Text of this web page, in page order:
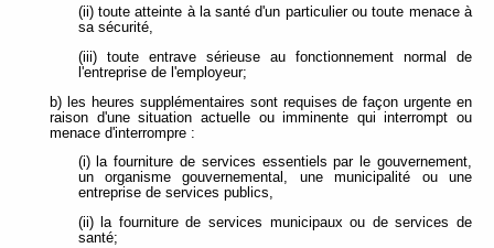
(ii) toute atteinte à la santé d'un particulier ou toute menace à
sa sécurité,
(iii) toute entrave sérieuse au fonctionnement normal de
l'entreprise de l'employeur;
b) les heures supplémentaires sont requises de façon urgente en
raison d'une situation actuelle ou imminente qui interrompt ou
menace d'interrompre :
(i) la fourniture de services essentiels par le gouvernement,
un organisme gouvernemental, une municipalité ou une
entreprise de services publics,
(ii) la fourniture de services municipaux ou de services de
santé;